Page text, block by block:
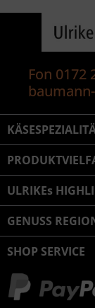
Fon 0172
ULRIKEs
GENUSS
SHOP SERVICE